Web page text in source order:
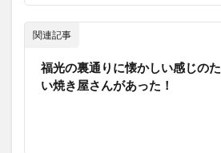
関連記事
福光の裏通りに懐かしい感じのた
い焼き屋さんがあった！